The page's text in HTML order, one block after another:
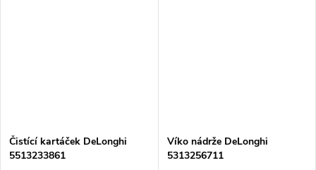
Čistící kartáček DeLonghi
5513233861
Víko nádrže DeLonghi
5313256711